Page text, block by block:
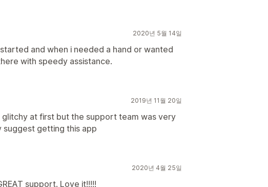
2020년 5월 14일
and when i needed a hand or wanted
with speedy assistance.
2019년 11월 20일
at first but the support team was very
getting this app
2020년 4월 25일
support. Love it!!!!!